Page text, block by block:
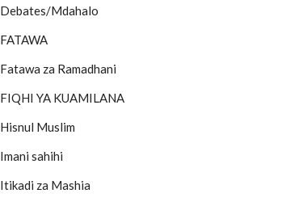
Debates/Mdahalo
FATAWA
Fatawa za Ramadhani
FIQHI YA KUAMILANA
Hisnul Muslim
Imani sahihi
Itikadi za Mashia